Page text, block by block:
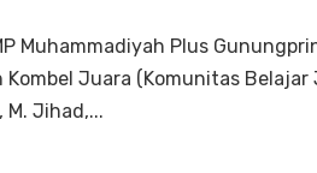
Muhammadiyah Plus
Juara (Komunitas Belajar
M. Jihad,...